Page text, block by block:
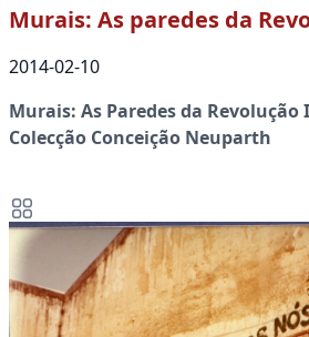
Murais: As paredes da
2014-02-10
Murais: As Paredes da Revolução
Colecção Conceição Neuparth